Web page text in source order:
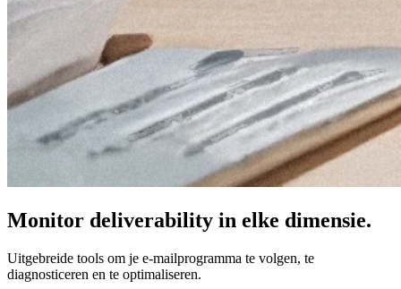
Monitor deliverability in elke dimensie.
Uitgebreide tools om je e-mailprogramma te volgen, te
diagnosticeren en te optimaliseren.